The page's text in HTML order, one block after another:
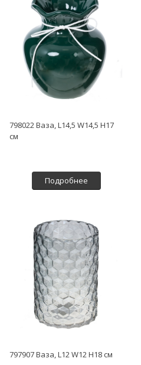
798022 Ваза, L14,5 W14,5 H17
см
Подробнее
797907 Ваза, L12 W12 H18 см